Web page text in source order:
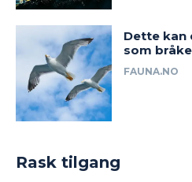
Dette kan
som
FAUNA.NO
Rask tilgang